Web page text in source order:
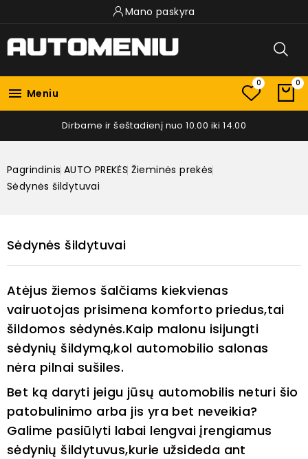
Mano paskyra
 Meniu
0 0
Dirbame ir šeštadienį nuo 10.00 iki 14.00
Pagrindinis AUTO PREKĖS Žieminės prekės
Sėdynės šildytuvai
Sėdynės šildytuvai
Atėjus žiemos šalčiams kiekvienas
vairuotojas prisimena komforto priedus,tai
šildomos sėdynės.Kaip malonu isijungti
sėdynių šildymą,kol automobilio salonas
nėra pilnai sušiles.
Bet ką daryti jeigu jūsų automobilis neturi šio
patobulinimo arba jis yra bet neveikia?
Galime pasiūlyti labai lengvai įrengiamus
sėdynių šildytuvus,kurie užsideda ant